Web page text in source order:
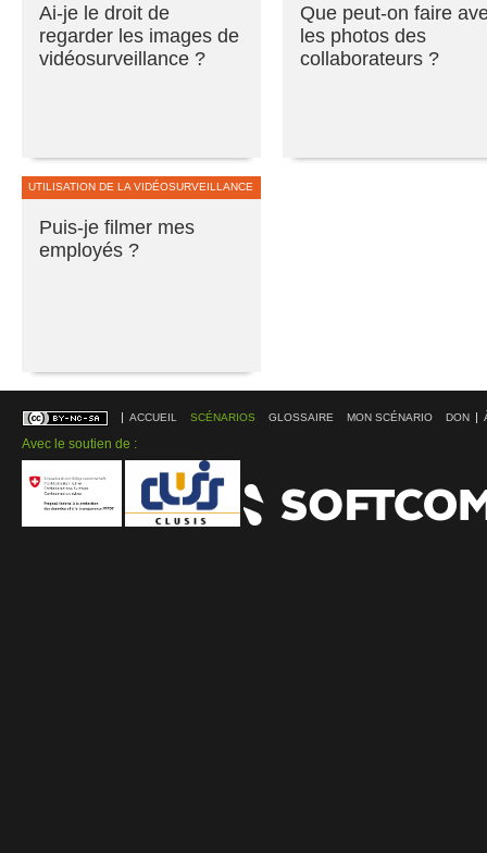
Ai-je le droit de
regarder les images de
vidéosurveillance ?
Que peut-on faire
les photos des
collaborateurs ?
UTILISATION DE LA VIDÉOSURVEILLANCE
Puis-je filmer mes
employés ?
ACCUEIL SCÉNARIOS GLOSSAIRE MON SCÉNARIO DON
Avec le soutien de :